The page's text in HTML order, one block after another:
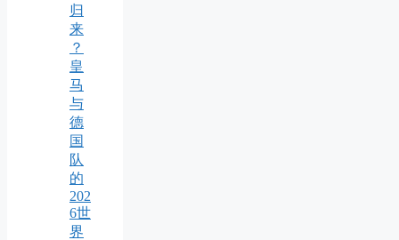
归
来
？
皇
马
与
德
国
队
的
202
6世
界